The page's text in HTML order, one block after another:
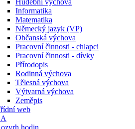
Hudební výchova
Informatika
Matematika
Německý jazyk (VP)
Občanská výchova
Pracovní činnosti - chlapci
Pracovní činnosti - dívky
Přírodopis
Rodinná výchova
Tělesná výchova
Výtvarná výchova
Zeměpis
web
hodin